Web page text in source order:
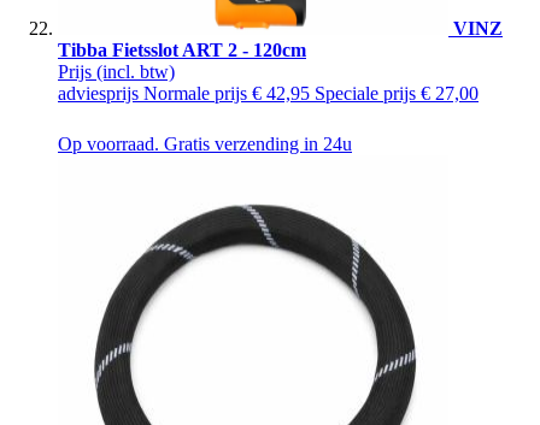
VINZ
Tibba Fietsslot ART 2 - 120cm
Prijs (incl. btw)
adviesprijs Normale prijs € 42,95 Speciale prijs € 27,00
Op voorraad. Gratis verzending in 24u